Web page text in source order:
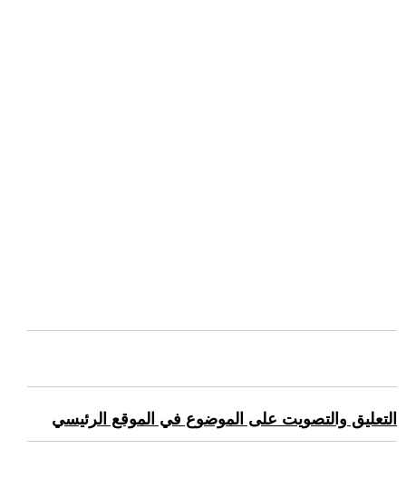
التعليق والتصويت على الموضوع في الموقع الرئيسي